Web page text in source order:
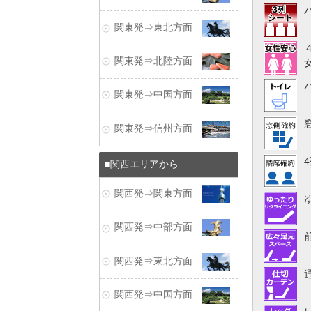
関東発⇒東北方面
関東発⇒北陸方面
関東発⇒中国方面
関東発⇒信州方面
関西エリアから
関西発⇒関東方面
関西発⇒中部方面
関西発⇒東北方面
関西発⇒中国方面